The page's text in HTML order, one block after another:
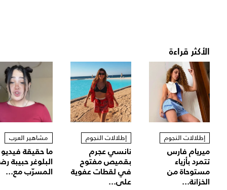
الأكثر قراءة
إطلالات النجوم
ميريام فارس
تتمرد بأزياء
مستوحاة من
الخزانة...
إطلالات النجوم
نانسي عجرم
بقميص مفتوح
في لقطات عفوية
على...
مشاهير العرب
ما حقيقة فيديو
البلوغر حبيبة
المسرّب مع...